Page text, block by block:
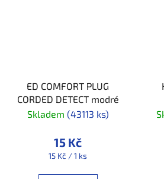
ED COMFORT PLUG
CORDED DETECT modré
Skladem (43113 ks)
15 Kč
Měrná
15 Kč / 1 ks